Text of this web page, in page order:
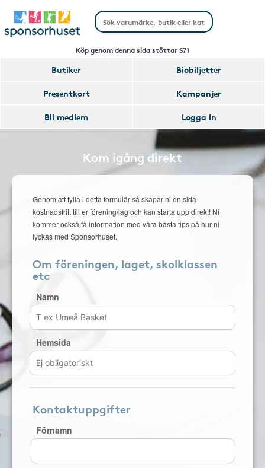
Köp genom denna sida stöttar S71
Butiker
Biobiljetter
Presentkort
Kampanjer
Bli medlem
Logga in
Kom igång direkt
Genom att fylla i detta formulär så skapar ni en sida
kostnadsfritt till er förening/lag och kan starta upp direkt! Ni
kommer också få information med våra bästa tips på hur ni
lyckas med Sponsorhuset.
Om föreningen, laget, skolklassen
etc
Namn
Hemsida
Kontaktuppgifter
Förnamn